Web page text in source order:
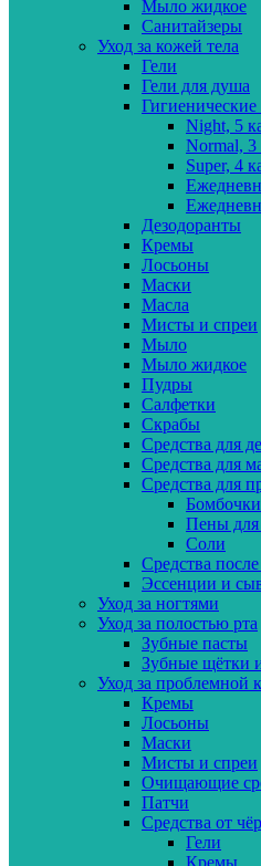
Мыло жидкое
Санитайзеры
Уход за кожей тела
Гели
Гели для душа
Night, 5
Normal, 3
Super, 4
Дезодоранты
Кремы
Лосьоны
Маски
Масла
Мисты и спреи
Мыло
Мыло жидкое
Пудры
Салфетки
Скрабы
Средства для
Средства для
Средства для
Пены для
Соли
Средства
Эссенции и
Уход за ногтями
Уход за полостью рта
Зубные пасты
Зубные щётки
Уход за проблемной
Кремы
Лосьоны
Маски
Мисты и спреи
Очищающие
Патчи
Средства от
Гели
Кремы